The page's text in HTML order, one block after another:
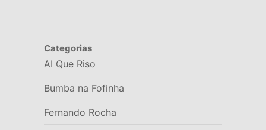
Categorias
AI Que Riso
Bumba na Fofinha
Fernando Rocha